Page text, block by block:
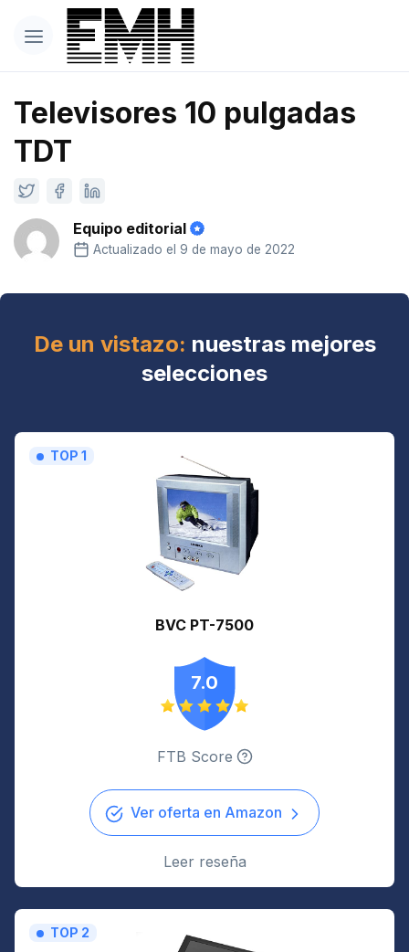
Televisores 10 pulgadas
TDT
Equipo editorial
Actualizado el 9 de mayo de 2022
De un vistazo: nuestras mejores
selecciones
TOP 1
BVC PT-7500
7.0
FTB Score
Ver oferta en Amazon
Leer reseña
TOP 2